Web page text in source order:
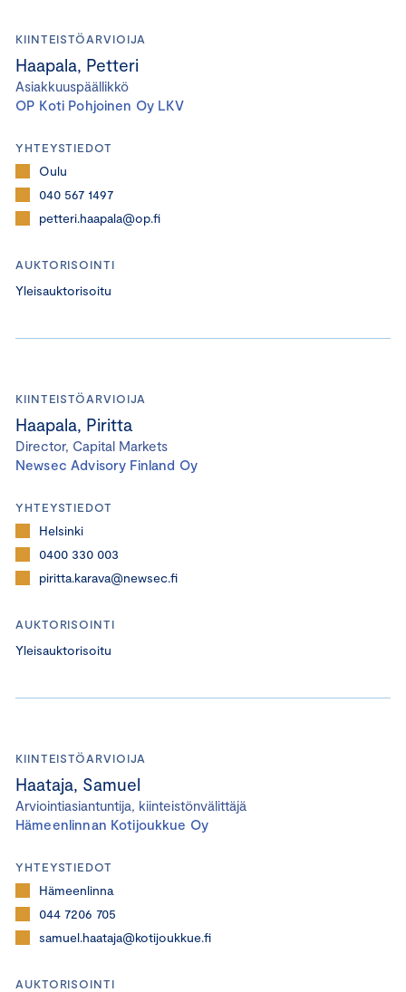
KIINTEISTÖARVIOIJA
Haapala, Petteri
Asiakkuuspäällikkö
OP Koti Pohjoinen Oy LKV
YHTEYSTIEDOT
Oulu
040 567 1497
petteri.haapala@op.fi
AUKTORISOINTI
Yleisauktorisoitu
KIINTEISTÖARVIOIJA
Haapala, Piritta
Director, Capital Markets
Newsec Advisory Finland Oy
YHTEYSTIEDOT
Helsinki
0400 330 003
piritta.karava@newsec.fi
AUKTORISOINTI
Yleisauktorisoitu
KIINTEISTÖARVIOIJA
Haataja, Samuel
Arviointiasiantuntija, kiinteistönvälittäjä
Hämeenlinnan Kotijoukkue Oy
YHTEYSTIEDOT
Hämeenlinna
044 7206 705
samuel.haataja@kotijoukkue.fi
AUKTORISOINTI